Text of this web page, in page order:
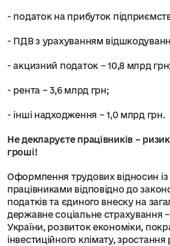
- податок на прибуток
- ПДВ з урахуванням
- акцизний податок – 10,8 млрд
- рента – 3,6 млрд грн;
- інші надходження – 1,0 млрд грн.
Не декларуєте працівників –
гроші!
Оформлення трудових відносин
працівниками відповідно до
податків та єдиного внеску на
державне соціальне страхування
України, розвиток економіки,
інвестиційного клімату, зростання